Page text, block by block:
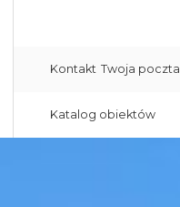
Kontakt Twoja poczta
Katalog obiektów